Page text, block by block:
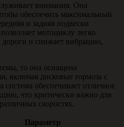
внимания. Она
обеспечить максимальный
и задняя подвески
мотоциклу легко
дороги и снижает вибрацию,
то она оснащена
включая дисковые тормоза с
обеспечивает отличное
что критически важно для
скоростях.
Параметр